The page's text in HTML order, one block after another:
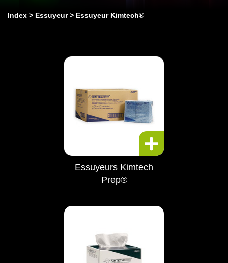
Index Essuyeur Essuyeur Kimtech®
Essuyeurs Kimtech
Prep®